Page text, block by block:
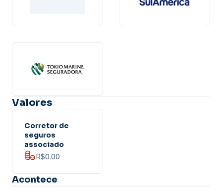
Valores
Corretor de
seguros
associado
R$0.00
Acontece